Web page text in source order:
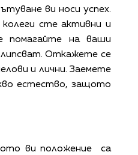
ви носи успех.
сте активни и
помагайте на ваши
липсват. Откажете се
и лични. Заемете
естество, защото
ви положение са